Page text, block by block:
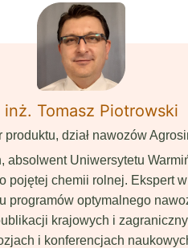
inż. Tomasz Piotrowski
produktu, dział nawozów
absolwent Uniwersytetu
pojętej chemii rolnej. Ekspert
programów optymalnego
krajowych i
i konferencjach